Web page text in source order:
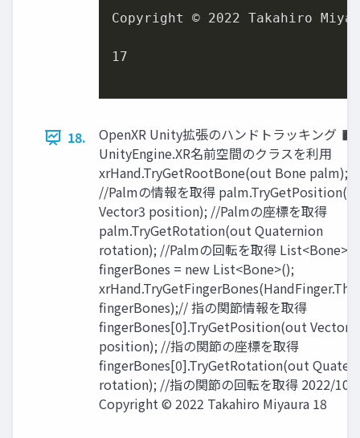
Copyright © 2022 Takahiro
17
18.
OpenXR Unity拡張のハンドトラッキング ◼
UnityEngine.XR名前空間のクラスを利用
xrHand.TryGetRootBone(out Bone palm);
//Palmの情報を取得
Vector3 position); //Palmの座標を取得
palm.TryGetRotation(out Quaternion
rotation); //Palmの回転を取得 List<Bone>
fingerBones = new List<Bone>();
fingerBones);// 指の関節情報を取得
fingerBones[0].TryGetPosition(out Vector3
position); //指の関節の座標を取得
fingerBones[0].TryGetRotation(out
rotation); //指の関節の回転を取得 2022/10/
Copyright © 2022 Takahiro Miyaura 18